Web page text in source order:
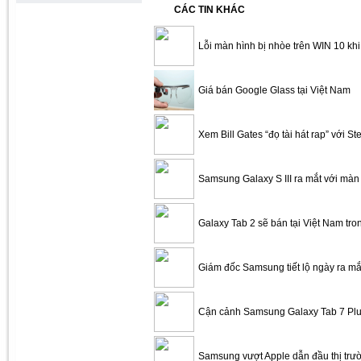
CÁC TIN KHÁC
Lỗi màn hình bị nhòe trên WIN 10
Giá bán Google Glass tại Việt Nam
Xem Bill Gates “đọ tài hát rap” với
Samsung Galaxy S III ra mắt với
Galaxy Tab 2 sẽ bán tại Việt Nam
Giám đốc Samsung tiết lộ ngày ra
Cận cảnh Samsung Galaxy Tab 7
Samsung vượt Apple dẫn đầu thị